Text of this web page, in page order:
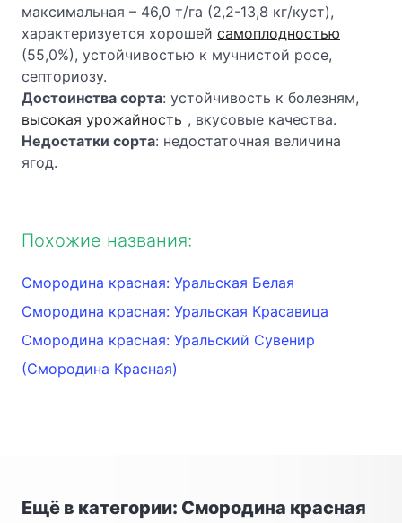
максимальная – 46,0 т/га (2,2-13,8 кг/куст),
характеризуется хорошей самоплодностью
(55,0%), устойчивостью к мучнистой росе,
септориозу.
Достоинства сорта: устойчивость к болезням,
высокая урожайность , вкусовые качества.
Недостатки сорта: недостаточная величина
ягод.
Похожие названия:
Смородина красная: Уральская Белая
Смородина красная: Уральская Красавица
Смородина красная: Уральский Сувенир
(Смородина Красная)
Ещё в категории: Смородина красная